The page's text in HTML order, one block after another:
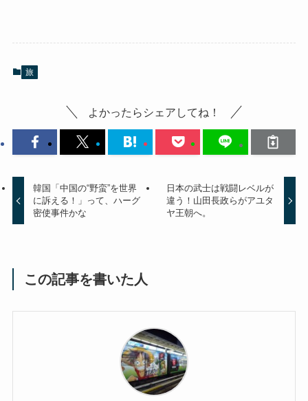
旅
よかったらシェアしてね！
韓国「中国の“野蛮”を世界
に訴える！」って、ハーグ
密使事件かな
日本の武士は戦闘レベルが
違う！山田長政らがアユタ
ヤ王朝へ。
この記事を書いた人